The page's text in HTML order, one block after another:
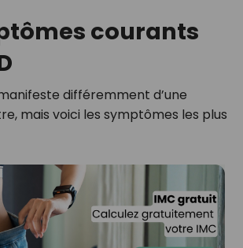
courants
différemment d’une
mais voici les symptômes les plus